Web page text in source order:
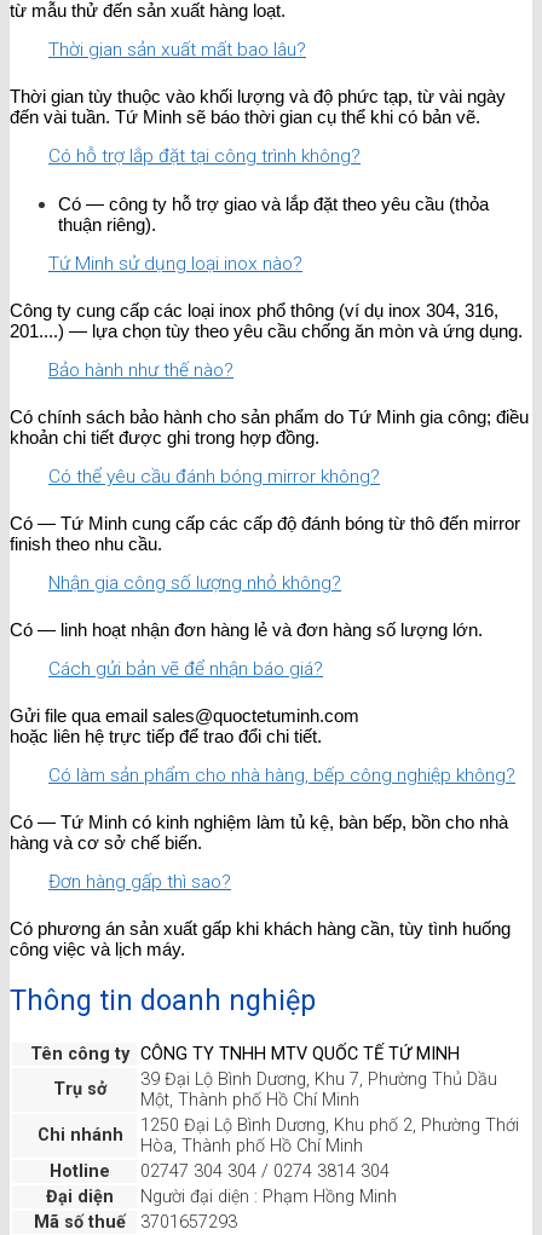
từ mẫu thử đến sản xuất hàng loạt.
Thời gian sản xuất mất bao lâu?
Thời gian tùy thuộc vào khối lượng và độ phức tạp, từ vài ngày
đến vài tuần. Tứ Minh sẽ báo thời gian cụ thể khi có bản vẽ.
Có hỗ trợ lắp đặt tại công trình không?
Có — công ty hỗ trợ giao và lắp đặt theo yêu cầu (thỏa
thuận riêng).
Tứ Minh sử dụng loại inox nào?
Công ty cung cấp các loại inox phổ thông (ví dụ inox 304, 316,
201....) — lựa chọn tùy theo yêu cầu chống ăn mòn và ứng dụng.
Bảo hành như thế nào?
Có chính sách bảo hành cho sản phẩm do Tứ Minh gia công; điều
khoản chi tiết được ghi trong hợp đồng.
Có thể yêu cầu đánh bóng mirror không?
Có — Tứ Minh cung cấp các cấp độ đánh bóng từ thô đến mirror
finish theo nhu cầu.
Nhận gia công số lượng nhỏ không?
Có — linh hoạt nhận đơn hàng lẻ và đơn hàng số lượng lớn.
Cách gửi bản vẽ để nhận báo giá?
Gửi file qua email sales@quoctetuminh.com
hoặc liên hệ trực tiếp để trao đổi chi tiết.
Có làm sản phẩm cho nhà hàng, bếp công nghiệp không?
Có — Tứ Minh có kinh nghiệm làm tủ kệ, bàn bếp, bồn cho nhà
hàng và cơ sở chế biến.
Đơn hàng gấp thì sao?
Có phương án sản xuất gấp khi khách hàng cần, tùy tình huống
công việc và lịch máy.
Thông tin doanh nghiệp
Tên công ty CÔNG TY TNHH MTV QUỐC TẾ TỨ MINH
Trụ sở
39 Đại Lộ Bình Dương, Khu 7, Phường Thủ Dầu
Một, Thành phố Hồ Chí Minh
Chi nhánh
1250 Đại Lộ Bình Dương, Khu phố 2, Phường Thới
Hòa, Thành phố Hồ Chí Minh
Hotline
02747 304 304 / 0274 3814 304
Đại diện
Người đại diện : Phạm Hồng Minh
Mã số thuế
3701657293